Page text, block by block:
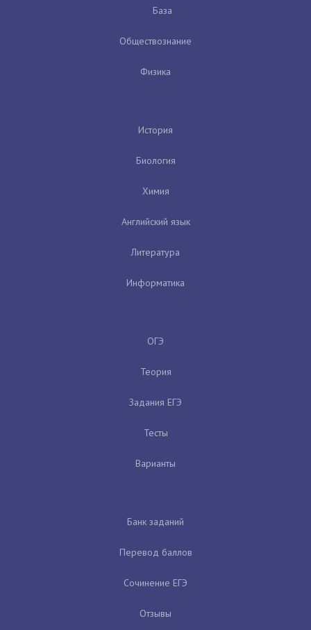
База
Обществознание
Физика
История
Биология
Химия
Английский язык
Литература
Информатика
ОГЭ
Теория
Задания ЕГЭ
Тесты
Варианты
Банк заданий
Перевод баллов
Сочинение ЕГЭ
Отзывы